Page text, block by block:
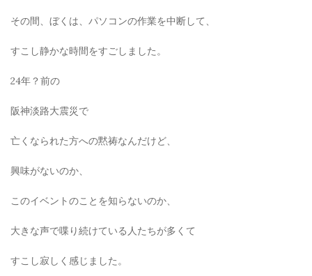
その間、ぼくは、パソコンの作業を中断して、
すこし静かな時間をすごしました。
24年？前の
阪神淡路大震災で
亡くなられた方への黙祷なんだけど、
興味がないのか、
このイベントのことを知らないのか、
大きな声で喋り続けている人たちが多くて
すこし寂しく感じました。